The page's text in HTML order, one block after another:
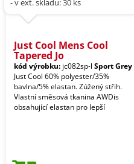
- v ext. skladu: 30 ks
Just Cool Mens Cool
Tapered Jo
kód výrobku: jc082sp-l Sport Grey
Just Cool 60% polyester/35%
bavlna/5% elastan. Zúžený střih.
Vlastní směsová tkanina AWDis
obsahující elastan pro lepší